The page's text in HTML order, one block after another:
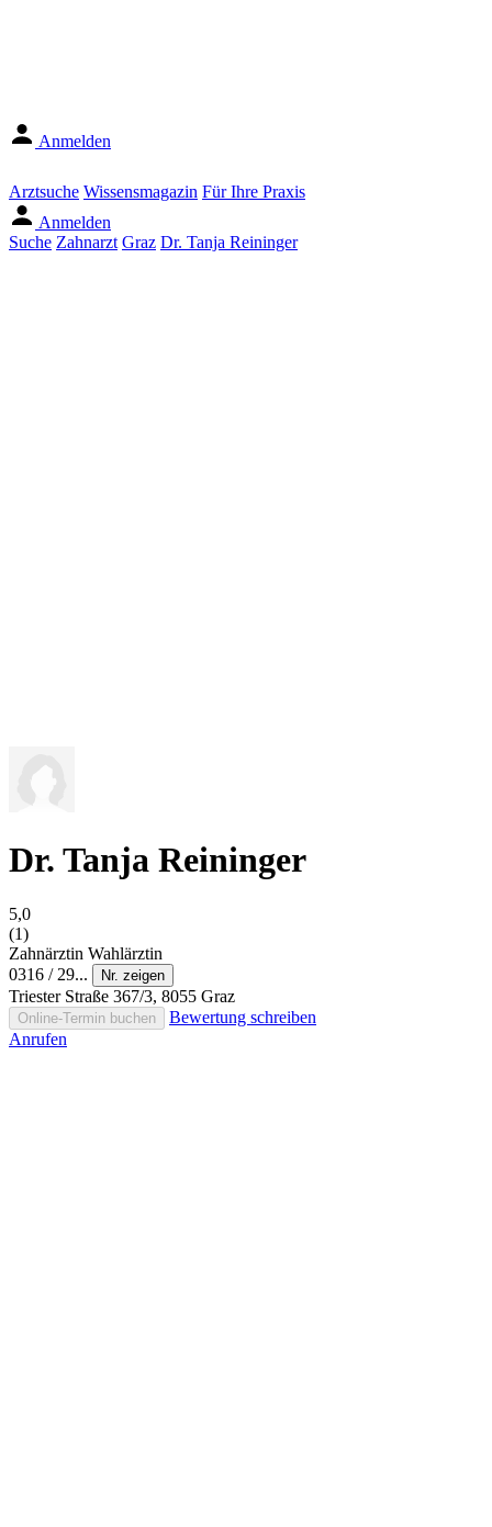
Anmelden
Arztsuche Wissensmagazin Für Ihre Praxis
Anmelden
Suche Zahnarzt Graz Dr. Tanja Reininger
Dr. Tanja Reininger
5,0
(1)
Zahnärztin Wahlärztin
0316 / 29...
Nr. zeigen
Triester Straße 367/3, 8055 Graz
Online-Termin buchen
Bewertung schreiben
Anrufen